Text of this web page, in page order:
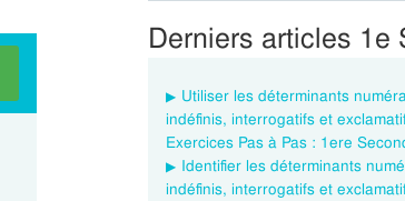
Derniers articles 1e
Utiliser les déterminants
indéfinis, interrogatifs et
Exercices Pas à Pas : 1ere
Identifier les déterminants
indéfinis, interrogatifs et